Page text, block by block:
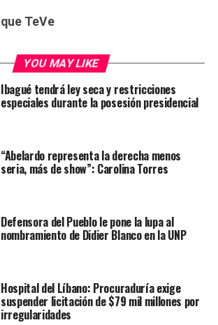
TeVe
YOU MAY LIKE
Ibagué tendrá ley seca y restricciones
especiales durante la posesión presidencial
“Abelardo representa la derecha menos
seria, más de show”: Carolina Torres
Defensora del Pueblo le pone la lupa al
nombramiento de Didier Blanco en la UNP
Hospital del Líbano: Procuraduría exige
suspender licitación de $79 mil millones por
irregularidades